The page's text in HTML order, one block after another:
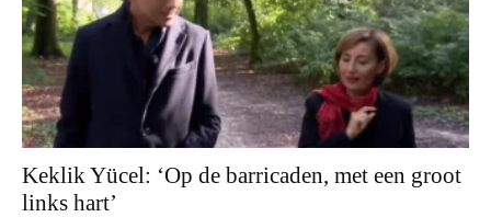
Keklik Yücel: ‘Op de barricaden, met een groot
links hart’